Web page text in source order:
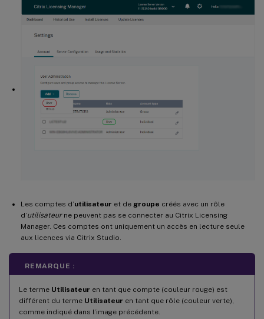
Les comptes d’utilisateur et de groupe créés avec un rôle
d’utilisateurne peuvent pas se connecter au Citrix Licensing
Manager. Ces comptes ont uniquement un accès en lecture seule
aux licences via Citrix Studio.
REMARQUE :
Le terme Utilisateur en tant que compte (couleur rouge) est
différent du terme Utilisateur en tant que rôle (couleur verte),
comme indiqué dans l’image précédente.